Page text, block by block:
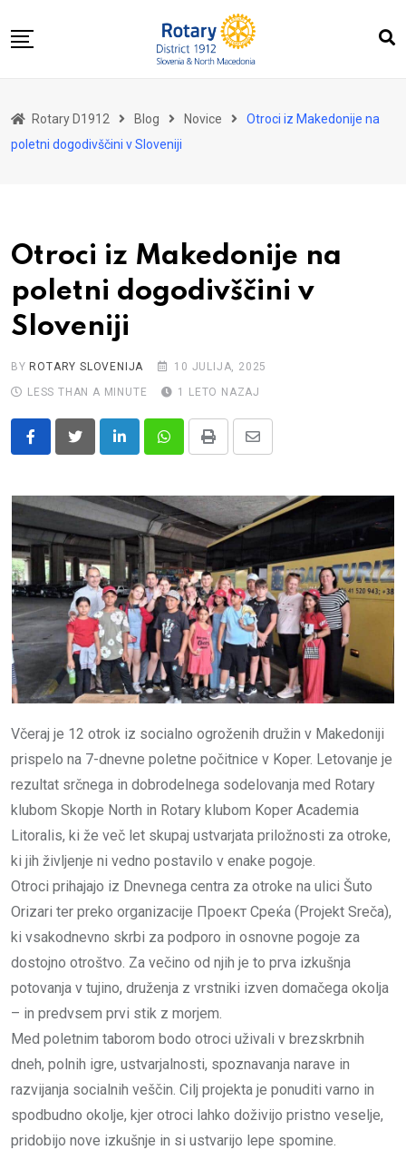
to
O nas
Kontakt
Rotary D1912 Blog Novice
Otroci iz Makedonije na
poletni dogodivščini v Sloveniji
Otroci iz Makedonije na
poletni dogodivščini v
Sloveniji
BY ROTARY SLOVENIJA
10 JULIJA, 2025
LESS THAN A MINUTE
1 LETO NAZAJ
LinkedInWhatsappPrint
Share
Email
Včeraj je 12 otrok iz socialno ogroženih družin v Makedoniji
prispelo na 7-dnevne poletne počitnice v Koper. Letovanje je
rezultat srčnega in dobrodelnega sodelovanja med Rotary
klubom Skopje North in Rotary klubom Koper Academia
Litoralis, ki že več let skupaj ustvarjata priložnosti za otroke,
ki jih življenje ni vedno postavilo v enake pogoje.
Otroci prihajajo iz Dnevnega centra za otroke na ulici Šuto
Orizari ter preko organizacije Проект Среќа (Projekt Sreča),
ki vsakodnevno skrbi za podporo in osnovne pogoje za
dostojno otroštvo. Za večino od njih je to prva izkušnja
potovanja v tujino, druženja z vrstniki izven domačega okolja
– in predvsem prvi stik z morjem.
Med poletnim taborom bodo otroci uživali v brezskrbnih
dneh, polnih igre, ustvarjalnosti, spoznavanja narave in
razvijanja socialnih veščin. Cilj projekta je ponuditi varno in
spodbudno okolje, kjer otroci lahko doživijo pristno veselje,
pridobijo nove izkušnje in si ustvarijo lepe spomine.